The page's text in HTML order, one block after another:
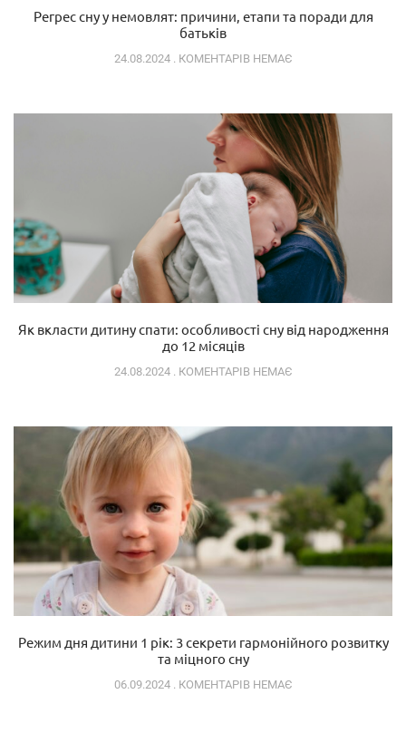
Регрес сну у немовлят: причини, етапи та поради для
батьків
24.08.2024 КОМЕНТАРІВ НЕМАЄ
Як вкласти дитину спати: особливості сну від народження
до 12 місяців
24.08.2024 КОМЕНТАРІВ НЕМАЄ
Режим дня дитини 1 рік: 3 секрети гармонійного розвитку
та міцного сну
06.09.2024 КОМЕНТАРІВ НЕМАЄ